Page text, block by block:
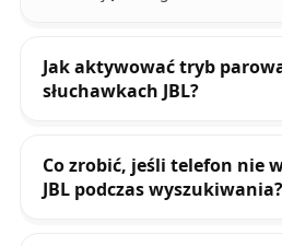
Jak aktywować tryb
słuchawkach JBL?
Co zrobić, jeśli telefon nie
JBL podczas wyszukiwania?